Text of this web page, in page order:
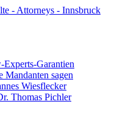
Garantien
Mandanten sagen
Wiesflecker
Thomas Pichler